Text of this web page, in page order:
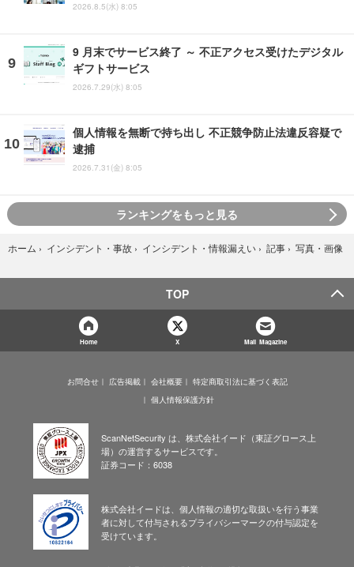
2026.8.5(水) 8:05
9 月末でサービス終了 ～ 不正アクセス受けたデジタル
ギフトサービス
2026.7.29(水) 8:05
個人情報を無断で持ち出し 不正競争防止法違反容疑で
逮捕
2026.7.31(金) 8:05
ランキングをもっと見る
ホーム › インシデント・事故 › インシデント・情報漏えい › 記事 › 写真・画像
TOP
Home X Mail Magazine
お問合せ 広告掲載 会社概要
特定商取引法に基づく表記
個人情報保護方針
ScanNetSecurity は、株式会社イード（東証グロース上
場）の運営するサービスです。
証券コード：6038
株式会社イードは、個人情報の適切な取扱いを行う事業
者に対して付与されるプライバシーマークの付与認定を
受けています。